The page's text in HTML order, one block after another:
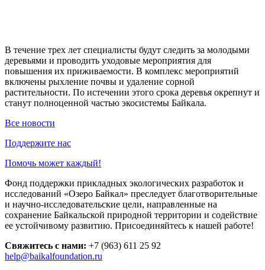
В течение трех лет специалисты будут следить за молодыми
деревьями и проводить уходовые мероприятия для
повышения их приживаемости. В комплекс мероприятий
включены рыхление почвы и удаление сорной
растительности. По истечении этого срока деревья окрепнут и
станут полноценной частью экосистемы Байкала.
Все новости
Поддержите нас
Помочь может каждый!
Фонд поддержки прикладных экологических разработок и
исследований «Озеро Байкал» преследует благотворительные
и научно-исследовательские цели, направленные на
сохранение Байкальской природной территории и содействие
ее устойчивому развитию. Присоединяйтесь к нашей работе!
Свяжитесь с нами: +7 (963) 611 25 92
help@baikalfoundation.ru